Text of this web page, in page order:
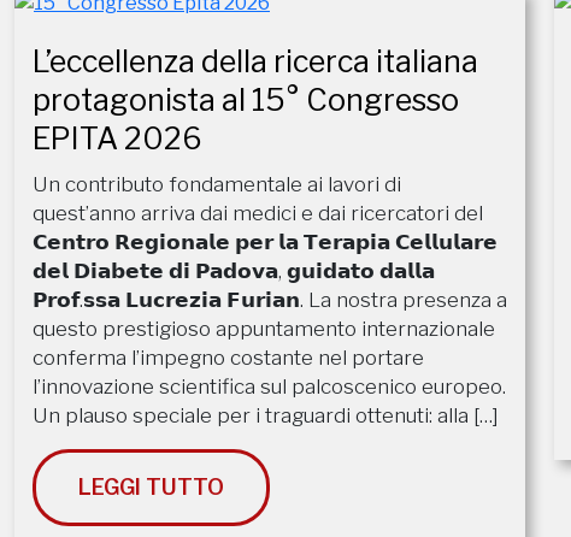
L’eccellenza della ricerca italiana
protagonista al 15° Congresso
EPITA 2026
Un contributo fondamentale ai lavori di
quest’anno arriva dai medici e dai ricercatori del
𝗖𝗲𝗻𝘁𝗿𝗼 𝗥𝗲𝗴𝗶𝗼𝗻𝗮𝗹𝗲 𝗽𝗲𝗿 𝗹𝗮 𝗧𝗲𝗿𝗮𝗽𝗶𝗮 𝗖𝗲𝗹𝗹𝘂𝗹𝗮𝗿𝗲
𝗱𝗲𝗹 𝗗𝗶𝗮𝗯𝗲𝘁𝗲 𝗱𝗶 𝗣𝗮𝗱𝗼𝘃𝗮, 𝗴𝘂𝗶𝗱𝗮𝘁𝗼 𝗱𝗮𝗹𝗹𝗮
𝗣𝗿𝗼𝗳.𝘀𝘀𝗮 𝗟𝘂𝗰𝗿𝗲𝘇𝗶𝗮 𝗙𝘂𝗿𝗶𝗮𝗻. La nostra presenza a
questo prestigioso appuntamento internazionale
conferma l’impegno costante nel portare
l’innovazione scientifica sul palcoscenico europeo.
Un plauso speciale per i traguardi ottenuti: ​alla […]
LEGGI TUTTO